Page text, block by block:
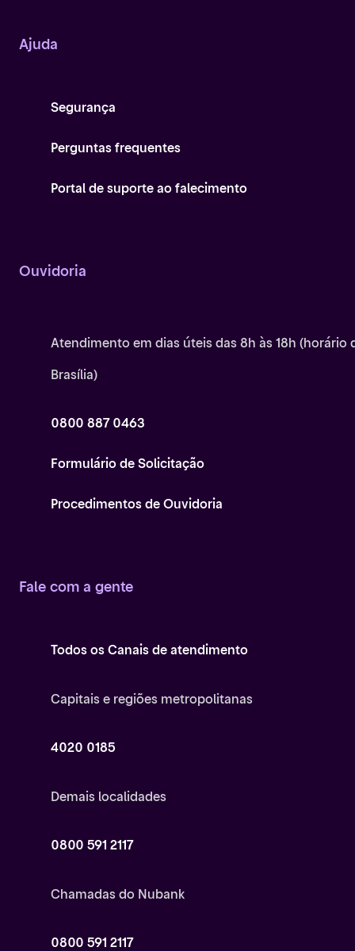
Ajuda
Segurança
Perguntas frequentes
Portal de suporte ao falecimento
Ouvidoria
Atendimento em dias úteis das 8h às 18h (horário
Brasília)
0800 887 0463
Formulário de Solicitação
Procedimentos de Ouvidoria
Fale com a gente
Todos os Canais de atendimento
Capitais e regiões metropolitanas
4020 0185
Demais localidades
0800 591 2117
Chamadas do Nubank
0800 591 2117